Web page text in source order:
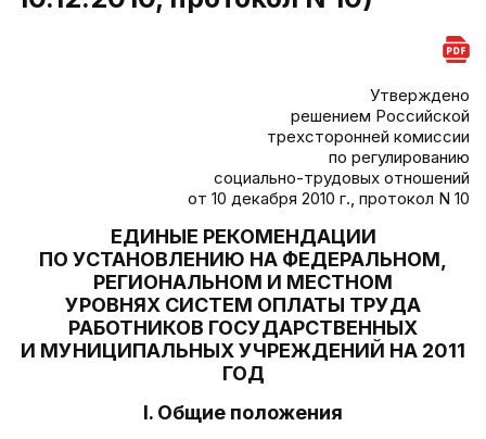
Утверждено
решением Российской
трехсторонней комиссии
по регулированию
социально-трудовых отношений
от 10 декабря 2010 г., протокол N 10
ЕДИНЫЕ РЕКОМЕНДАЦИИ
ПО УСТАНОВЛЕНИЮ НА ФЕДЕРАЛЬНОМ,
РЕГИОНАЛЬНОМ И МЕСТНОМ
УРОВНЯХ СИСТЕМ ОПЛАТЫ ТРУДА
РАБОТНИКОВ ГОСУДАРСТВЕННЫХ
И МУНИЦИПАЛЬНЫХ УЧРЕЖДЕНИЙ НА 2011
ГОД
I. Общие положения